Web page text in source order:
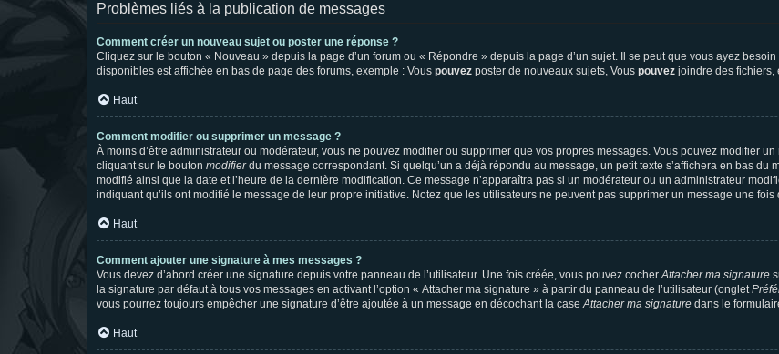
Problèmes liés à la publication de messages
Comment créer un nouveau sujet ou poster une réponse ?
Cliquez sur le bouton « Nouveau » depuis la page d’un forum ou « Répondre » depuis la page d’un sujet. Il se peut que vous ayez
disponibles est affichée en bas de page des forums, exemple : Vous pouvez poster de nouveaux sujets, Vous pouvez joindre des fichiers,
Haut
Comment modifier ou supprimer un message ?
À moins d’être administrateur ou modérateur, vous ne pouvez modifier ou supprimer que vos propres messages. Vous pouvez modifier
cliquant sur le bouton modifierdu message correspondant. Si quelqu’un a déjà répondu au message, un petit texte s’affichera en bas du
modifié ainsi que la date et l’heure de la dernière modification. Ce message n’apparaîtra pas si un modérateur ou un administrateur
indiquant qu’ils ont modifié le message de leur propre initiative. Notez que les utilisateurs ne peuvent pas supprimer un message une fois
Haut
Comment ajouter une signature à mes messages ?
Vous devez d’abord créer une signature depuis votre panneau de l’utilisateur. Une fois créée, vous pouvez cocherAttacher ma signature
la signature par défaut à tous vos messages en activant l’option « Attacher ma signature » à partir du panneau de l’utilisateur (onglet
vous pourrez toujours empêcher une signature d’être ajoutée à un message en décochant la caseAttacher ma signature dans le
Haut